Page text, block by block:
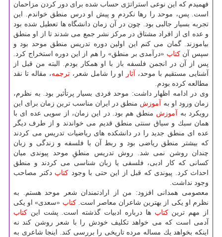
فهمیدم كه این نوعی استراتژی حساب شده برای دور كردن مزاحمان
است. پس، موحد را رها نكردم و پیش او درس منطق خواندم. این
تجربه بسیار جالبی بود. چون در آن زمان دانشگاه ها تعطیل شده بود
و عده ای از افراد مشتاق در مركز نشر جمع می شدند تا از او منطق
بیاموزند. گمان می كنم این اولین دوره تدریس منطق موحد بود و
سپس آنكتاب «درآمدی بر منطق» را هم از این دوره استخراج كرد.
پس از آن در انجمن فلسفه باز با او همكار بودم. البته من قبل از
آشنایی مستقیم با موحد،
آثار او را شامل شعر،ترجمه، مقاله تا نقد
مطالعه كرده بودم.
وی در ادامه اظهار داشت: موحد فردی بسیار پرتأثیر بود. به نظرم،
زمان ورود او به
آموزش منطق در ایران مناسب ترین زمان برای این
رویكرد به
آموزش منطق هم بود. در این زمان، از سویی عده ای با
همان سبك و سیاق سنتی منطق قدیم می خواندند و از طرف دیگر
عده ای منطق جدید را در دانشكده های ریاضیات تدریس می كردند
كه بیشتر منطق ریاضی بود و ربط آن با فلسفه و زندگی و زبان
چندان روشن نمی شد. روش تدریس منطقِ موحد پیوندی میان
كسانی كه كار ادبی، فلسفی یا زبان شناسی می كردند و منطق
احداث كرد. پیوندی كه قبل از این حتی با وجود كتاب دكتر مصاحب
وجود نداشت.
معصومی همدانی افزود: من از ارادتمندان شعر موحد هستم. به
نظرم او یكی از بهترین شاعران معاصر است.كتاب «سعدی» او یكی
از مهم ترینكتاب ها درباره ادبیات گذشته است. پشت این كتاب
آدمی است كه می خواهد تكلیف خودش را با شعر روشن كند نه
اینكه بخواهد یك مساله مرده تاریخی را بررسی كند. اینجا شاعری به